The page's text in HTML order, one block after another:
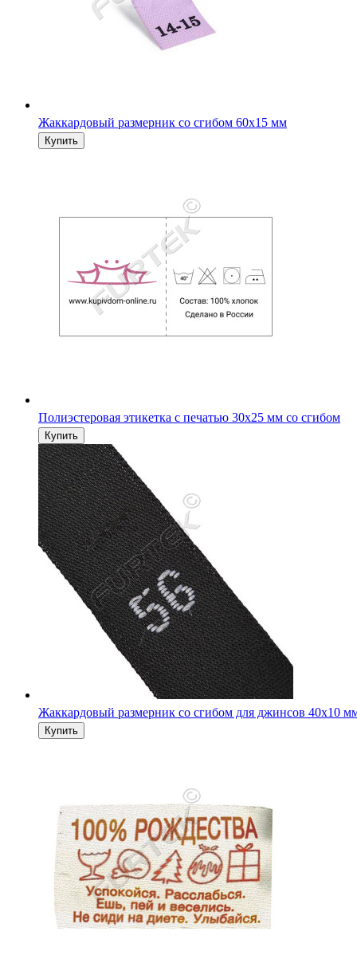
Жаккардовый размерник со сгибом 60х15 мм
Полиэстеровая этикетка с печатью 30х25 мм со сгибом
Жаккардовый размерник со сгибом для джинсов 40х10